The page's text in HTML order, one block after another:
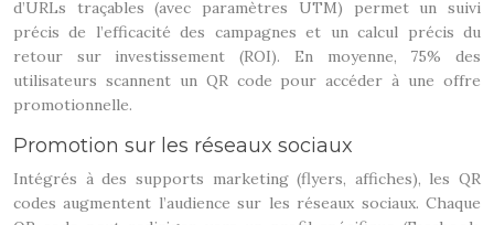
d’URLs traçables (avec paramètres UTM) permet un suivi
précis de l’efficacité des campagnes et un calcul précis du
retour sur investissement (ROI). En moyenne, 75% des
utilisateurs scannent un QR code pour accéder à une offre
promotionnelle.
Promotion sur les réseaux sociaux
Intégrés à des supports marketing (flyers, affiches), les QR
codes augmentent l’audience sur les réseaux sociaux. Chaque